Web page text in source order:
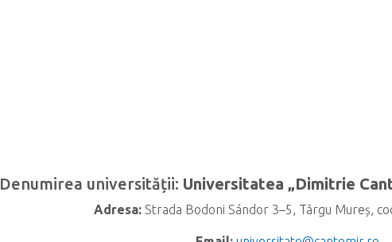
Denumirea universității: Universitatea „Dimitrie
Adresa: Strada Bodoni Sándor 3–5, Târgu Mureș,